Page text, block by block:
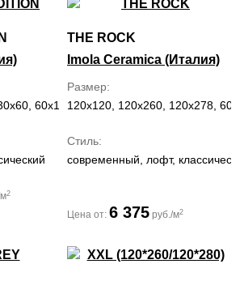
60x120, 60x60
2
THE ROCK
Imola Ceramica (Италия)
Размер
120x120, 120x260, 120x278,
Стиль
современный, лофт,
Цена от: 6 375 руб./м2